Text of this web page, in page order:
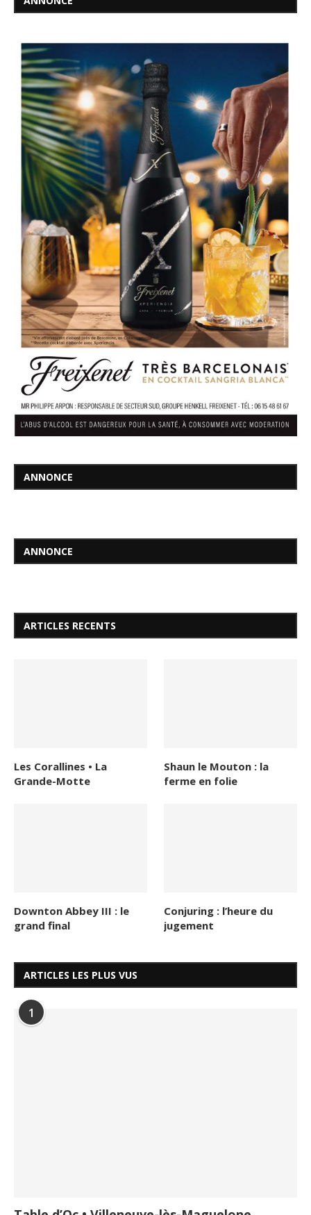
ANNONCE
ANNONCE
ARTICLES RECENTS
Les Corallines • La
Grande-Motte
Shaun le Mouton : la
ferme en folie
Downton Abbey III : le
grand final
Conjuring : l’heure du
jugement
ARTICLES LES PLUS VUS
1